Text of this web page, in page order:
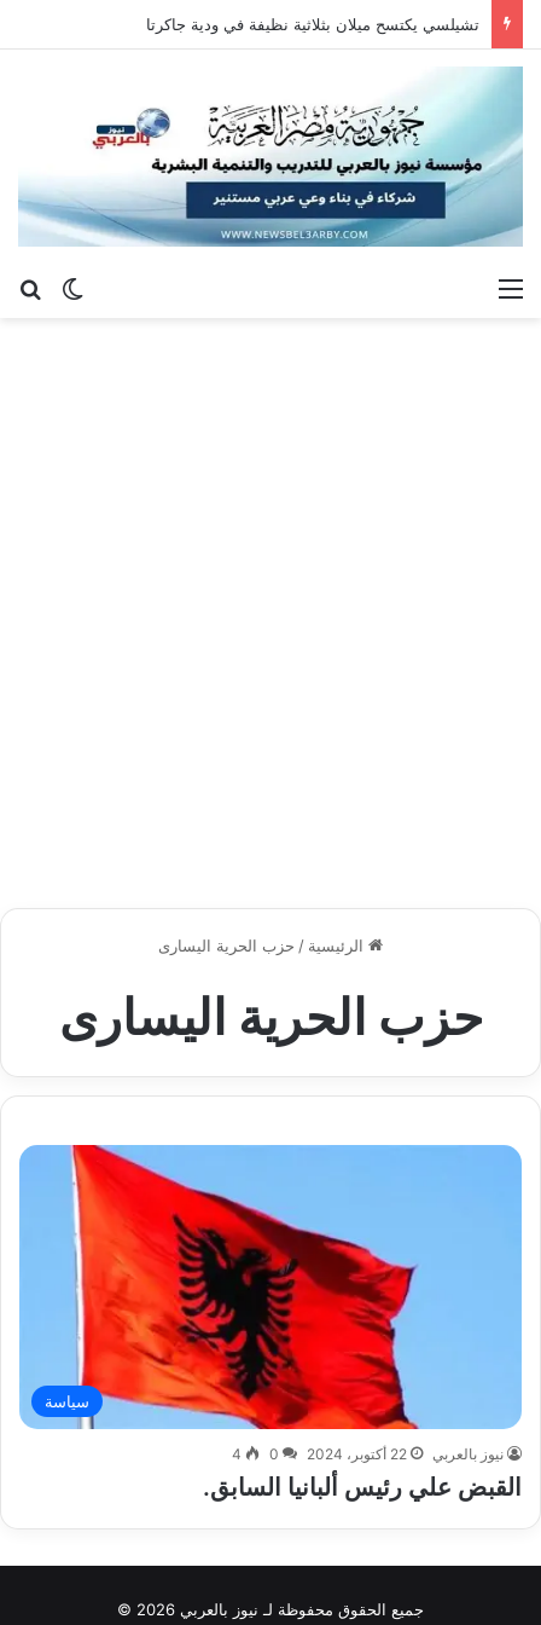
تشيلسي يكتسح ميلان بثلاثية نظيفة في ودية جاكرتا
الوضع القائمة
الرئيسية / حزب الحرية اليسارى
حزب الحرية اليسارى
سياسة
نيوز بالعربي 22 أكتوبر، 2024 0
4
القبض علي رئيس ألبانيا السابق.
جميع الحقوق محفوظة لـ نيوز بالعربي 2026 ©